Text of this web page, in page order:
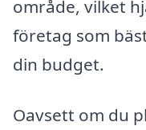
område, vilket
företag som
din budget.
Oavsett om du